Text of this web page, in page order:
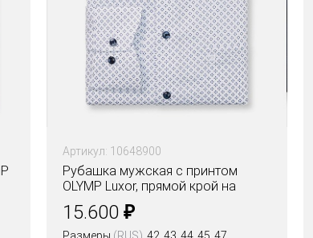
Артикул: 10648900
Рубашка мужская с принтом
OLYMP Luxor, прямой крой на
высокий рост
15.600 ₽